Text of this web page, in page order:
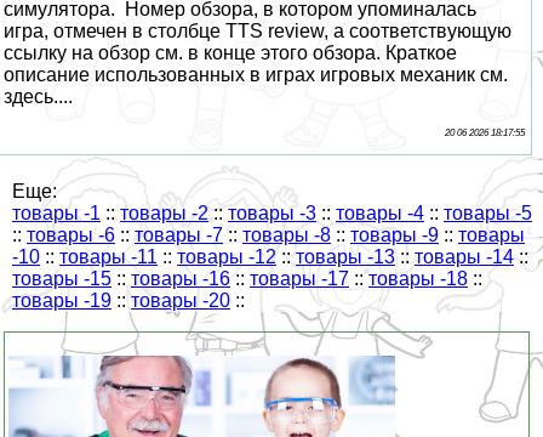
симулятора. Номер обзора, в котором упоминалась
игра, отмечен в столбце TTS review, а соответствующую
ссылку на обзор см. в конце этого обзора. Краткое
описание использованных в играх игровых механик см.
здесь....
20 06 2026 18:17:55
Еще:
товары -1 :: товары -2 :: товары -3 :: товары -4 :: товары -5
:: товары -6 :: товары -7 :: товары -8 :: товары -9 :: товары
-10 :: товары -11 :: товары -12 ::товары -13 :: товары -14 ::
товары -15 :: товары -16 :: товары -17 ::товары -18 ::
товары -19 :: товары -20 ::